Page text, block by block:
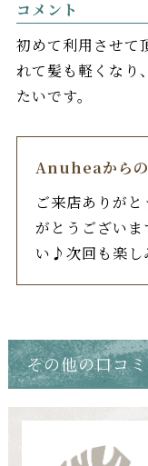
コメント
初めて利用させて
れて髪も軽くなり
たいです。
Anuheaからの
ご来店ありが
がとうござい
い♪次回も楽し
その他の口コミ